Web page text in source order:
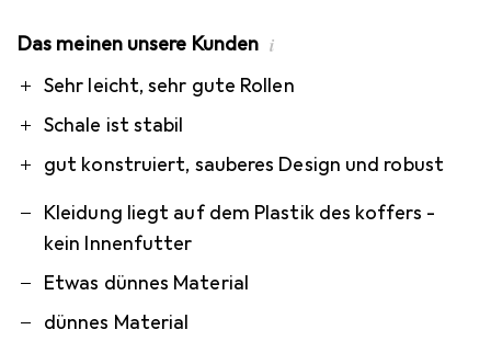
Das meinen unsere Kunden i
ProSehr leicht, sehr gute Rollen
Schale ist stabil
gut konstruiert, sauberes Design und robust
Contra
Kleidung liegt auf dem Plastik des koffers -
kein Innenfutter
Etwas dünnes Material
dünnes Material